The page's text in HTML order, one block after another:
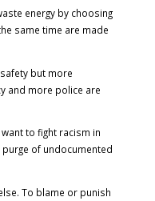
energy by choosing
same time are made
but more
and more police are
to fight racism in
of undocumented
To blame or punish